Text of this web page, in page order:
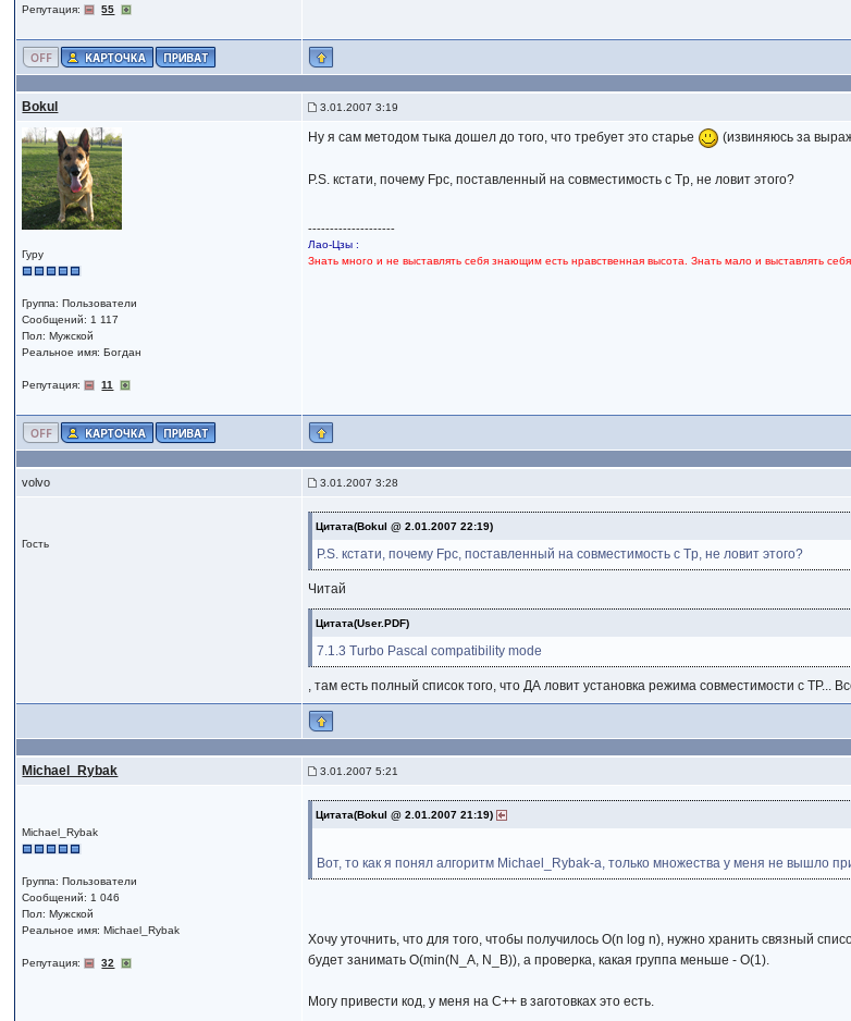
Репутация: 55
Bokul 3.01.2007 3:19
Гуру
Группа: Пользователи
Сообщений: 1 117
Пол: Мужской
Реальное имя: Богдан
Репутация: 11
Ну я сам методом тыка дошел до того, что требует это старье (извиняюсь за
P.S. кстати, почему Fpc, поставленный на совместимость с Tp, не ловит этого?
--------------------
Лао-Цзы :
Знать много и не выставлять себя знающим есть нравственная высота. Знать мало и выставлять
volvo 3.01.2007 3:28
Гость
Цитата(Bokul @ 2.01.2007 22:19)
P.S. кстати, почему Fpc, поставленный на совместимость с Tp, не ловит этого?
Читай
Цитата(User.PDF)
7.1.3 Turbo Pascal compatibility mode
, там есть полный список того, что ДА ловит установка режима совместимости с
Michael_Rybak 3.01.2007 5:21
Michael_Rybak
Группа: Пользователи
Сообщений: 1 046
Пол: Мужской
Реальное имя: Michael_Rybak
Репутация: 32
Цитата(Bokul @ 2.01.2007 21:19)
Вот, то как я понял алгоритм Michael_Rybak-а, только множества у меня не вышло
Хочу уточнить, что для того, чтобы получилось O(n log n), нужно хранить связный
будет занимать O(min(N_A, N_B)), а проверка, какая группа меньше - O(1).
Могу привести код, у меня на С++ в заготовках это есть.